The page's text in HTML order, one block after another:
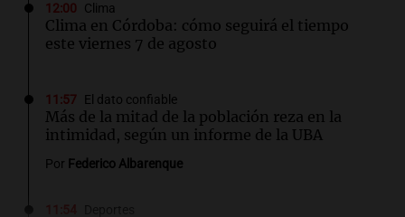
12:00 Clima
Clima en Córdoba: cómo seguirá el tiempo
este viernes 7 de agosto
11:57 El dato confiable
Más de la mitad de la población reza en la
intimidad, según un informe de la UBA
Por Federico Albarenque